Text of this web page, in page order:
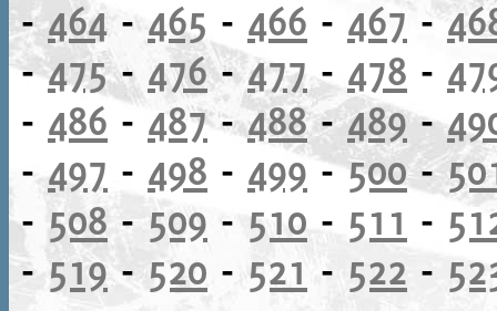
-464-465 - 466 - 467-
-475- 476-477- 478 -
- 486 - 487-488-489-
-497 - 498 - 499-500-
- 508 -509 - 510 - 511 -
-519-520 - 521 - 522 -